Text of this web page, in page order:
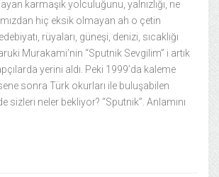
karmaşık yolculuğunu, yalnızlığı, ne
hiç eksik olmayan ah o çetin
rüyaları, güneşi, denizi, sıcaklığı
Murakami’nin “Sputnik Sevgilim” i artık
yerini aldı. Peki 1999’da kaleme
sonra Türk okurları ile buluşabilen
sizleri neler bekliyor? “Sputnik”. Anlamını